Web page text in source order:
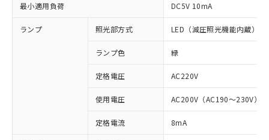
最小適用負荷 DC5V 10mA
ランプ 照光部方式 LED（減圧照光機能内蔵）
ランプ色 緑
定格電圧 AC220V
使用電圧 AC200V（AC190～230V）
定格電流 8mA
対応済み：EU RoHS指令（10物質）の
非含有に対応した製品が提供可能な商品で